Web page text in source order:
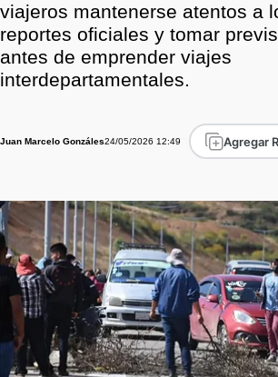
viajeros mantenerse atentos a
reportes oficiales y tomar
antes de emprender viajes
interdepartamentales.
Juan Marcelo Gonzáles24/05/2026 12:49 Agregar